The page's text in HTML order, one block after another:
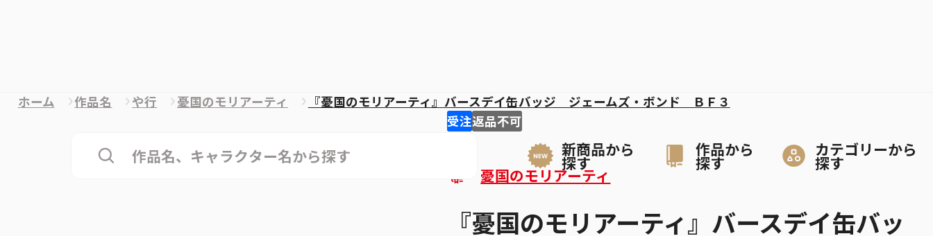
新商品から
探す
作品から
探す
カテゴリーから
探す
ホーム 作品名 や行 憂国のモリアーティ 『憂国のモリアーティ』バースデイ缶バッジ ジェームズ・ボンド ＢＦ３
受注返品不可
憂国のモリアーティ
『憂国のモリアーティ』バースデイ缶バッ